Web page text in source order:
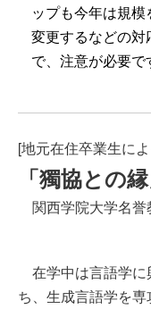
ップも今年は規
変更するなどの
で、注意が必要で
[地元在住卒業生に
「獨協との縁
関西学院大学名
在学中は言語学に
ち、生成言語学を専